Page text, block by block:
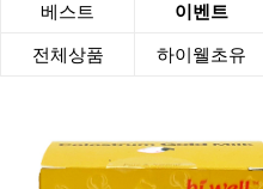
베스트 이벤트
전체상품 하이웰초유